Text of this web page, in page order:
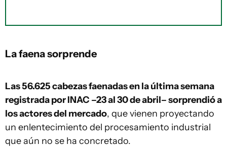
La faena sorprende
Las 56.625 cabezas faenadas en la última semana
registrada por INAC –23 al 30 de abril– sorprendió a
los actores del mercado, que vienen proyectando
un enlentecimiento del procesamiento industrial
que aún no se ha concretado.